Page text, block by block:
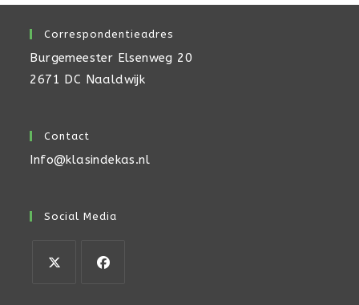
Correspondentieadres
Burgemeester Elsenweg 20
2671 DC Naaldwijk
Contact
Info@klasindekas.nl
Social Media